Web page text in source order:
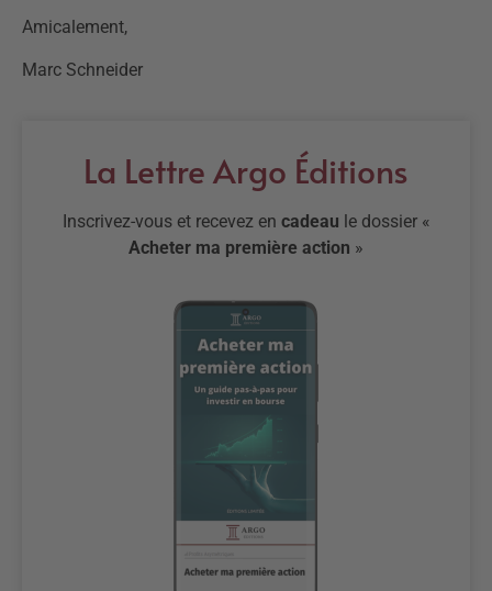
Amicalement,
Marc Schneider
La Lettre Argo Éditions
Inscrivez-vous et recevez en cadeau le dossier «
Acheter ma première action »